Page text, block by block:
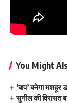
You Might
‘बाप’ बनेगा मशहूर
सुनील की विरासत